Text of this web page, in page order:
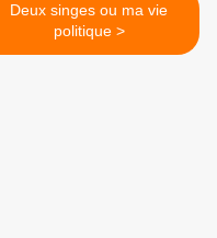
Deux singes ou ma vie
politique >